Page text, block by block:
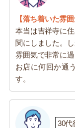
【落ち着いた雰
本当は吉祥寺に
関にしました。
雰囲気で非常に
お店に何回か通
す。
30代